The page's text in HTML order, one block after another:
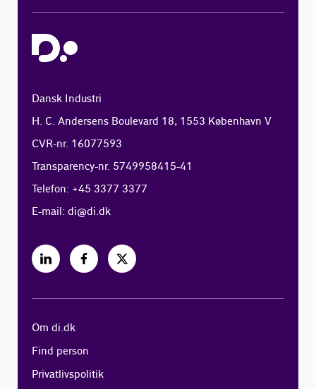
Dansk Industri
H. C. Andersens Boulevard 18, 1553 København V
CVR-nr. 16077593
Transparency-nr. 5749958415-41
Telefon: +45 3377 3377
E-mail:di@di.dk
Om di.dk
Find person
Privatlivspolitik